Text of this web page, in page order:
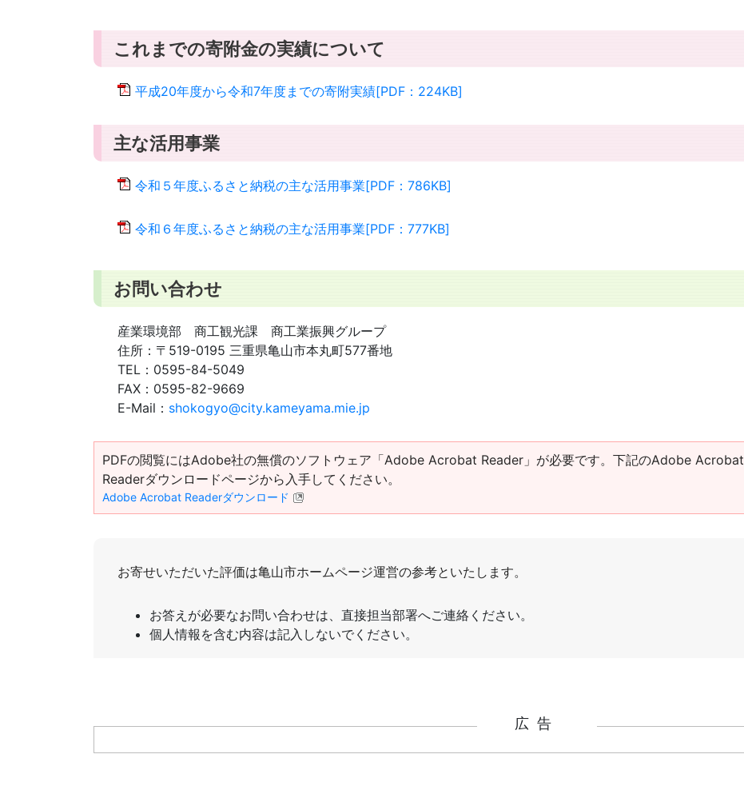
これまでの寄附金の実績について
平成20年度から令和7年度までの寄附実績[PDF：224KB]
主な活用事業
令和５年度ふるさと納税の主な活用事業[PDF：786KB]
令和６年度ふるさと納税の主な活用事業[PDF：777KB]
お問い合わせ
産業環境部 商工観光課 商工業振興グループ
住所： 〒519-0195 三重県亀山市本丸町577番地
TEL： 0595-84-5049
FAX： 0595-82-9669
E-Mail： shokogyo@city.kameyama.mie.jp
PDFの閲覧にはAdobe社の無償のソフトウェア「Adobe Acrobat Reader」が必要です。下記のAdobe Acrobat
Readerダウンロードページから入手してください。
Adobe Acrobat Readerダウンロード
広告